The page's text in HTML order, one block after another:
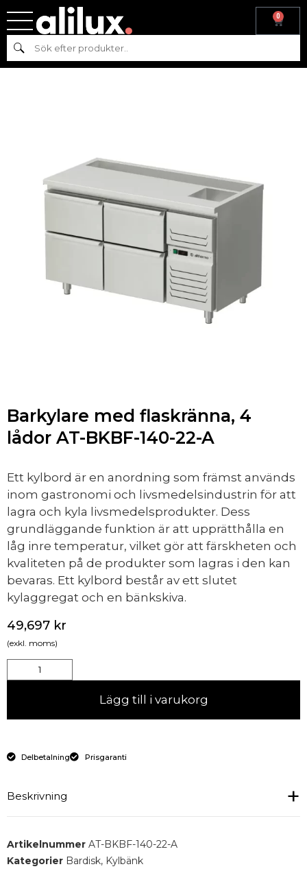
0
Sök
Hem
AT-BKBF-140-22-A
Barkylare med flaskränna, 4
lådor AT-BKBF-140-22-A
Ett kylbord är en anordning som främst används
inom gastronomi och livsmedelsindustrin för att
lagra och kyla livsmedelsprodukter. Dess
grundläggande funktion är att upprätthålla en
låg inre temperatur, vilket gör att färskheten och
kvaliteten på de produkter som lagras i den kan
bevaras. Ett kylbord består av ett slutet
kylaggregat och en bänkskiva.
49,697 kr
(exkl. moms)
Lägg till i varukorg
Delbetalning Prisgaranti
Beskrivning
Kylt barbord med 4 lådor, kylränna för flaskor och
ispool.
Artikelnummer AT-BKBF-140-22-A
Kategorier Bardisk, Kylbänk